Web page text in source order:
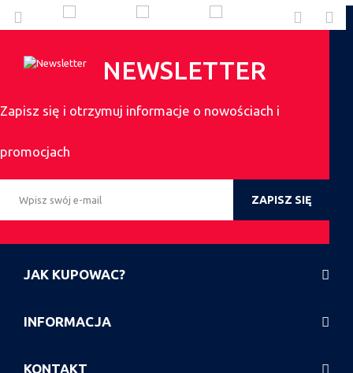
NEWSLETTER
Zapisz się i otrzymuj informacje o nowościach i
promocjach
ZAPISZ SIĘ
JAK KUPOWAC?
INFORMACJA
KONTAKT